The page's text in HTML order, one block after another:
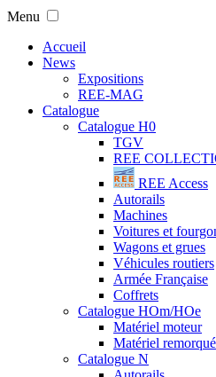
Menu
Accueil
News
Expositions
REE-MAG
Catalogue
Catalogue H0
TGV
REE
REE Access
Autorails
Machines
Voitures et
Wagons et grues
Véhicules routiers
Armée Française
Coffrets
Catalogue HOm/HOe
Matériel moteur
Matériel remorqué
Catalogue N